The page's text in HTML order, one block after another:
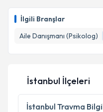
İlgili Branşlar
Aile Danışmanı (Psikolog)
posta ile
E-posta Adresiniz
Kişisel verilerimin
Metni'ni okudum
kapsamda
İstanbul İlçeleri
İstanbul Travma